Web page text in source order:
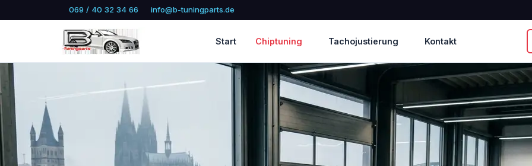
069 / 40 32 34 66 info@b-tuningparts.de
Start Chiptuning Tachojustierung Kontakt